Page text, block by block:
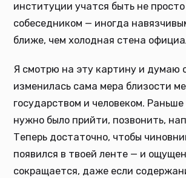
институции учатся быть не
собеседником — иногда
ближе, чем холодная стена
Я смотрю на эту картину и думаю
изменилась сама мера близости
государством и человеком.
нужно было прийти, позвонить,
Теперь достаточно, чтобы
появился в твоей ленте — и
сокращается, даже если